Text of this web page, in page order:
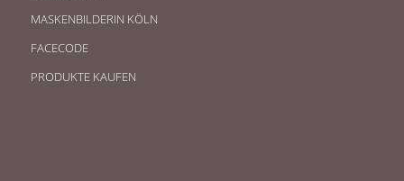
MASKENBILDERIN KÖLN
FACECODE
PRODUKTE KAUFEN